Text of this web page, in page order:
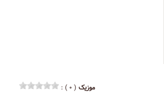
موزیک ( ۰ ) :